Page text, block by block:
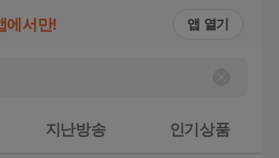
에서만! 앱 열기
지난방송 인기상품